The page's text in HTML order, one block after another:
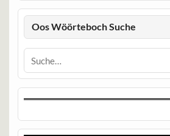
Oos Wöörteboch Suche